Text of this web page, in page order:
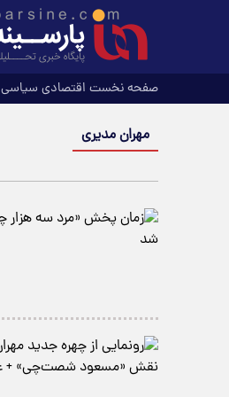
صفحه نخست اقتصادی سیاسی
مهران مدیری